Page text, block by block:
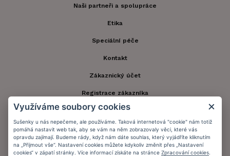
Naši partneři a spolupráce
Etika
Speciální péče
Kontakt
Zákaznický účet
Registrace zákazníka
Doprava a platba
Obchodní podmínky
Ochrana osobních údajů
Využíváme soubory cookies
Sušenky u nás nepečeme, ale používáme. Taková internetová "cookie" nám totiž
pomáhá nastavit web tak, aby se vám na něm zobrazovaly věci, které vás
opravdu zajímají. Budeme rády, když nám dáte souhlas, který vyjádříte kliknutím
na „Přijmout vše“. Nastavení cookies můžete kdykoliv změnit přes „Nastavení
cookies“ v zápatí stránky. Více informací získáte na stránce Zpracování cookies